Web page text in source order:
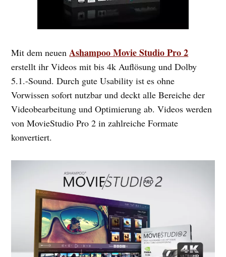
Mit dem neuenAshampoo Movie Studio Pro 2
erstellt ihr Videos mit bis 4k Auflösung und Dolby
5.1.-Sound. Durch gute Usability ist es ohne
Vorwissen sofort nutzbar und deckt alle Bereiche der
Videobearbeitung und Optimierung ab. Videos werden
von MovieStudio Pro 2 in zahlreiche Formate
konvertiert.